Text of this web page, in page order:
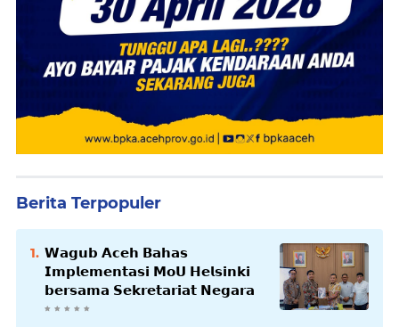
Berita Terpopuler
𝗪𝗮𝗴𝘂𝗯 𝗔𝗰𝗲𝗵 𝗕𝗮𝗵𝗮𝘀
𝗜𝗺𝗽𝗹𝗲𝗺𝗲𝗻𝘁𝗮𝘀𝗶 𝗠𝗼𝗨 𝗛𝗲𝗹𝘀𝗶𝗻𝗸𝗶
𝗯𝗲𝗿𝘀𝗮𝗺𝗮 𝗦𝗲𝗸𝗿𝗲𝘁𝗮𝗿𝗶𝗮𝘁 𝗡𝗲𝗴𝗮𝗿𝗮